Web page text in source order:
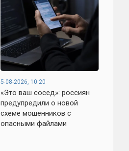
5-08-2026, 10:20
«Это ваш сосед»: россиян
предупредили о новой
схеме мошенников с
опасными файлами